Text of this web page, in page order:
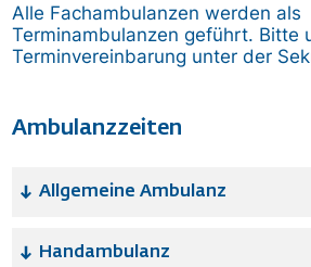
Alle Fachambulanzen werden als
Terminambulanzen geführt. Bitte
Terminvereinbarung unter der
Ambulanzzeiten
Allgemeine Ambulanz
Handambulanz